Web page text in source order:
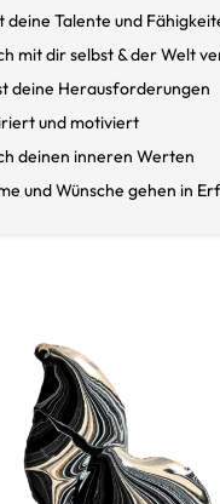
deine Talente und
mit dir selbst & der Welt
deine Herausforderungen
und motiviert
deinen inneren Werten
und Wünsche gehen in